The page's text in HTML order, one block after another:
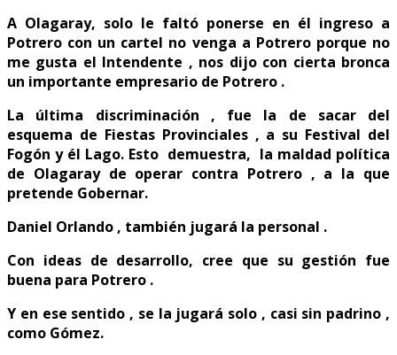
A Olagaray, solo le faltó ponerse en él ingreso a
Potrero con un cartel no venga a Potrero porque no
me gusta el Intendente , nos dijo con cierta bronca
un importante empresario de Potrero .
La última discriminación , fue la de sacar del
esquema de Fiestas Provinciales , a su Festival del
Fogón y él Lago. Esto demuestra, la maldad política
de Olagaray de operar contra Potrero , a la que
pretende Gobernar.
Daniel Orlando , también jugará la personal .
Con ideas de desarrollo, cree que su gestión fue
buena para Potrero .
Y en ese sentido , se la jugará solo , casi sin padrino ,
como Gómez.